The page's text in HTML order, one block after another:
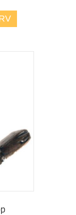
er:
kr1.600,00.